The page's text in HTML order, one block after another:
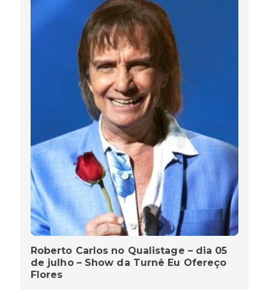
Roberto Carlos no Qualistage – dia 05
de julho – Show da Turnê Eu Ofereço
Flores